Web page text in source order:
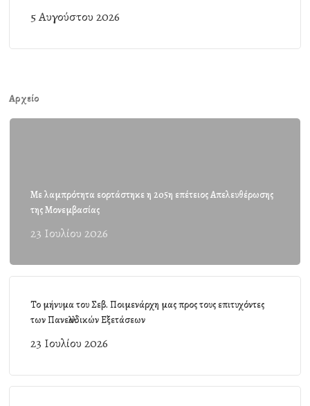
5 Αυγούστου 2026
Αρχείο
Με λαμπρότητα εορτάστηκε η 205η επέτειος Απελευθέρωσης
της Μονεμβασίας
23 Ιουλίου 2026
Το μήνυμα του Σεβ. Ποιμενάρχη μας προς τους επιτυχόντες
των Πανελλαδικών Εξετάσεων
23 Ιουλίου 2026